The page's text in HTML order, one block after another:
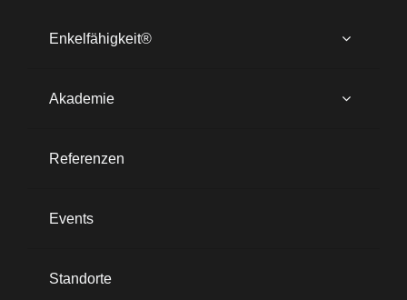
Enkelfähigkeit®
Akademie
Referenzen
Events
Standorte